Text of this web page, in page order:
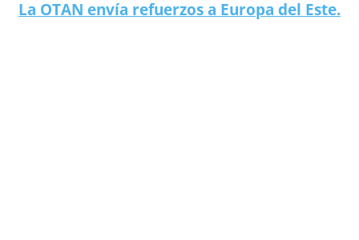
La OTAN envía refuerzos a Europa del Este.